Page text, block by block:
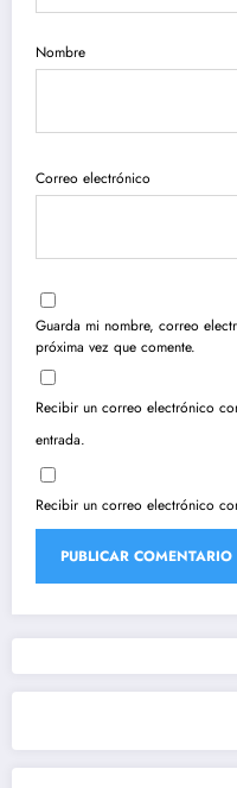
Nombre
Correo electrónico
Guarda mi nombre, correo
próxima vez que comente.
Recibir un correo electrónico
entrada.
Recibir un correo electrónico